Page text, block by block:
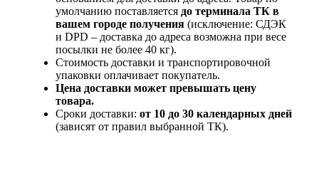
умолчанию поставляется до терминала ТК в
вашем городе получения (исключение: СДЭК
и DPD – доставка до адреса возможна при весе
посылки не более 40 кг).
Стоимость доставки и транспортировочной
упаковки оплачивает покупатель.
Цена доставки может превышать цену
товара.
Сроки доставки: от 10 до 30 календарных дней
(зависят от правил выбранной ТК).